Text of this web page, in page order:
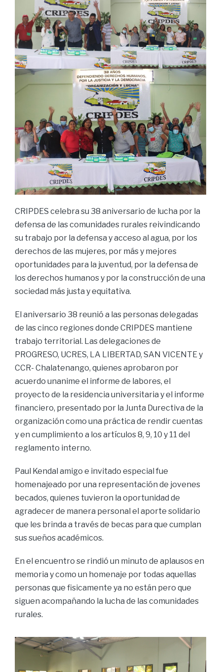
CRIPDES celebra su 38 aniversario de lucha por la
defensa de las comunidades rurales reivindicando
su trabajo por la defensa y acceso al agua, por los
derechos de las mujeres, por más y mejores
oportunidades para la juventud, por la defensa de
los derechos humanos y por la construcción de una
sociedad más justa y equitativa.
El aniversario 38 reunió a las personas delegadas
de las cinco regiones donde CRIPDES mantiene
trabajo territorial. Las delegaciones de
PROGRESO, UCRES, LA LIBERTAD, SAN VICENTE y
CCR- Chalatenango, quienes aprobaron por
acuerdo unanime el informe de labores, el
proyecto de la residencia universitaria y el informe
financiero, presentado por la Junta Durectiva de la
organización como una práctica de rendir cuentas
y en cumplimiento a los artículos 8, 9, 10 y 11 del
reglamento interno.
Paul Kendal amigo e invitado especial fue
homenajeado por una representación de jovenes
becados, quienes tuvieron la oportunidad de
agradecer de manera personal el aporte solidario
que les brinda a través de becas para que cumplan
sus sueños académicos.
En el encuentro se rindió un minuto de aplausos en
memoria y como un homenaje por todas aquellas
personas que fisicamente ya no están pero que
siguen acompañando la lucha de las comunidades
rurales.